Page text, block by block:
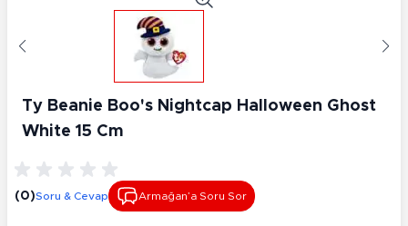
Ty Beanie Boo's Nightcap Halloween Ghost
White 15 Cm
(0)Soru & Cevap Armağan’a Soru Sor